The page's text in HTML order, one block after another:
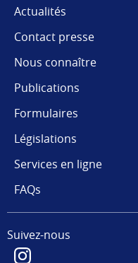
Actualités
Contact presse
Nous connaître
Publications
Formulaires
Législations
Services en ligne
FAQs
Suivez-nous